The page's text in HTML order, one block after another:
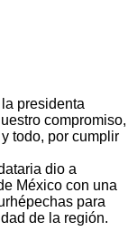
presidenta
compromiso,
todo, por cumplir
dio a
México con una
para
de la región.